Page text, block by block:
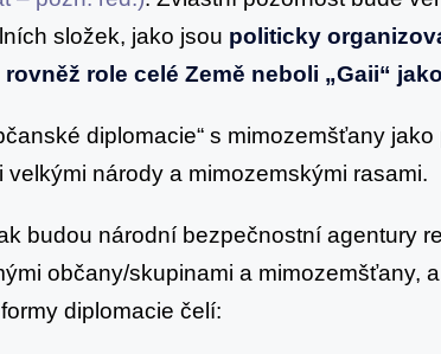
složek, jako jsou politicky
role celé Země neboli „Gaii“
diplomacie“ s mimozemšťany
národy a mimozemskými rasami.
budou národní bezpečnostní agentury
občany/skupinami a mimozemšťany,
diplomacie čelí: